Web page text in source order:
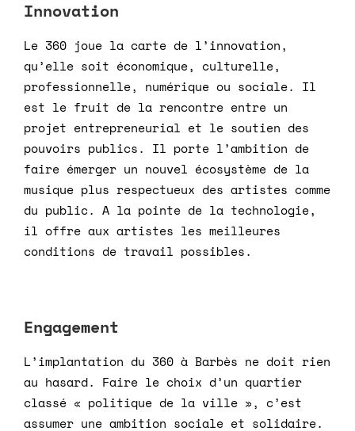
Innovation
Le 360 joue la carte de l’innovation,
qu’elle soit économique, culturelle,
professionnelle, numérique ou sociale. Il
est le fruit de la rencontre entre un
projet entrepreneurial et le soutien des
pouvoirs publics. Il porte l’ambition de
faire émerger un nouvel écosystème de la
musique plus respectueux des artistes comme
du public. A la pointe de la technologie,
il offre aux artistes les meilleures
conditions de travail possibles.
Engagement
L’implantation du 360 à Barbès ne doit rien
au hasard. Faire le choix d’un quartier
classé « politique de la ville », c’est
assumer une ambition sociale et solidaire.